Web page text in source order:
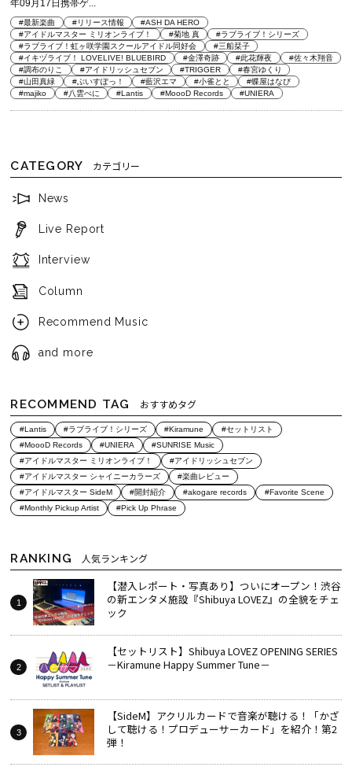
年09月17日携帯ゲ...
#最新楽曲 #リリース情報
#ASH DA HERO
#アイドルマスター ミリオンライブ！
#菊地 真
#ラブライブ！シリーズ
#ラブライブ！虹ヶ咲学園スクールアイドル同好会
#三船栞子
#イキヅライブ！ LOVELIVE! BLUEBIRD
#金澤奇跡 #此花輝夜
#佐々木翔音
#調布のりこ
#アイドリッシュセブン #TRIGGER
#春宮ゆくり
#山田真緑
#ぶいすぽっ！ #藍沢エマ #小雀とと
#蝶屋はなび
#majiko
#八雲べに #Lantis #MoooD Records #UNIERA
CATEGORY カテゴリー
News
Live Report
Interview
Column
Recommend Music
and more
RECOMMEND TAG おすすめタグ
#Lantis #ラブライブ！シリーズ #Kiramune
#セットリスト
#MoooD Records
#UNIERA
#SUNRISE Music
#アイドルマスター ミリオンライブ！
#アイドリッシュセブン
#アイドルマスター シャイニーカラーズ
#楽曲レビュー
#アイドルマスター SideM
#開封紹介 #akogare records
#Favorite Scene
#Monthly Pickup Artist
#Pick Up Phrase
RANKING 人気ランキング
【潜入レポート・写真あり】ついにオープン！渋谷
の新エンタメ施設『Shibuya LOVEZ』の全貌をチェ
ック
【セットリスト】Shibuya LOVEZ OPENING SERIES
－Kiramune Happy Summer Tune－
【SideM】アクリルカードで音楽が聴ける！「かざ
して聴ける！プロデューサーカード」を紹介！第2
弾！